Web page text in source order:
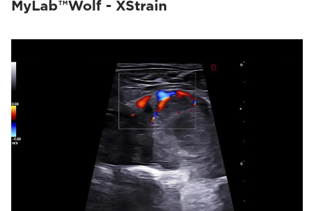
MyLab™Wolf - XStrain